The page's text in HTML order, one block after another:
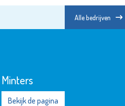
Alle bedrijven
Minters
Bekijk de pagina